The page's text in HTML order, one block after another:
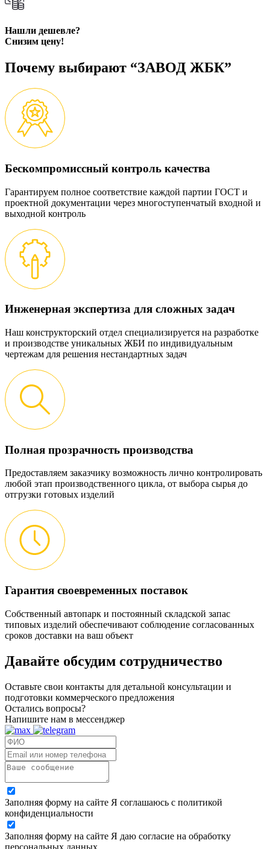
Нашли дешевле?
Снизим цену!
Почему выбирают “ЗАВОД ЖБК”
Бескомпромиссный контроль качества
Гарантируем полное соответствие каждой партии ГОСТ и
проектной документации через многоступенчатый входной и
выходной контроль
Инженерная экспертиза для сложных задач
Наш конструкторский отдел специализируется на разработке
и производстве уникальных ЖБИ по индивидуальным
чертежам для решения нестандартных задач
Полная прозрачность производства
Предоставляем заказчику возможность лично контролировать
любой этап производственного цикла, от выбора сырья до
отгрузки готовых изделий
Гарантия своевременных поставок
Собственный автопарк и постоянный складской запас
типовых изделий обеспечивают соблюдение согласованных
сроков доставки на ваш объект
Давайте обсудим сотрудничество
Оставьте свои контакты для детальной консультации и
подготовки коммерческого предложения
Остались вопросы?
Напишите нам в мессенджер
Заполняя форму на сайте Я соглашаюсь с политикой
конфиденциальности
Заполняя форму на сайте Я даю согласие на обработку
персональных данных.